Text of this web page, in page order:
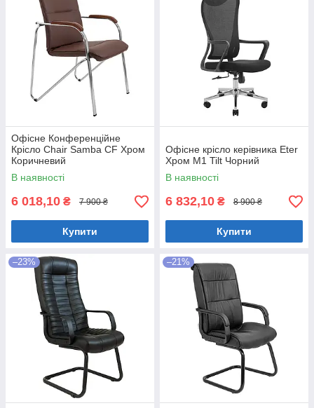
Офісне Конференційне
Крісло Chair Samba CF Хром
Коричневий
В наявності
6 018,10 ₴ 7 900 ₴
Купити
Офісне крісло керівника Eter
Хром M1 Tilt Чорний
В наявності
6 832,10 ₴ 8 900 ₴
Купити
–23% –21%